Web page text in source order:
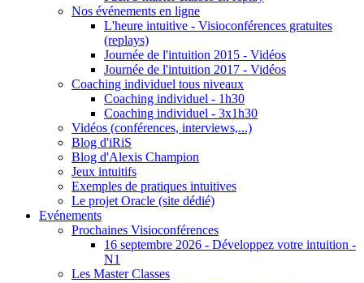
Nos événements en ligne
L'heure intuitive - Visioconférences gratuites
(replays)
Journée de l'intuition 2015 - Vidéos
Journée de l'intuition 2017 - Vidéos
Coaching individuel tous niveaux
Coaching individuel - 1h30
Coaching individuel - 3x1h30
Vidéos (conférences, interviews,...)
Blog d'iRiS
Blog d'Alexis Champion
Jeux intuitifs
Exemples de pratiques intuitives
Le projet Oracle (site dédié)
Evénements
Prochaines Visioconférences
16 septembre 2026 - Développez votre intuition -
N1
Les Master Classes